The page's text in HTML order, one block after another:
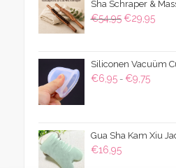
Sha Schraper &
€54,95
€54,95.
€29,95
Siliconen Vacuüm
€6,95 - €9,75
Gua Sha Kam Xiu
€16,95